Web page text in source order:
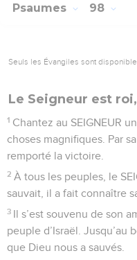
Psaumes 98
Seuls les Évangiles sont
Le Seigneur est
1 Chantez au SEIGNEUR
choses magnifiques. Par
remporté la victoire.
2 À tous les peuples, le
sauvait, il a fait connaître
3 Il s’est souvenu de son
peuple d’Israël.
que Dieu nous a sauvés.